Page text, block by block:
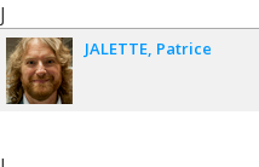
J
JALETTE Patrice